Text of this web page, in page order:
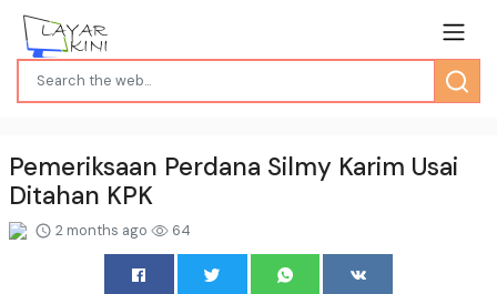
Pemeriksaan Perdana Silmy Karim Usai
Ditahan KPK
2 months ago 64